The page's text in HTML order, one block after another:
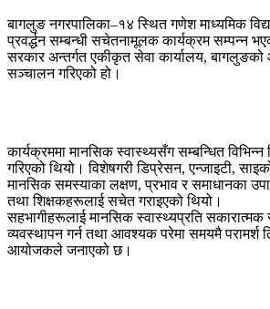
बागलुङ नगरपालिका–१४ स्थित गणेश माध्यमिक
प्रवर्द्धन सम्बन्धी सचेतनामूलक कार्यक्रम सम्पन्न
सरकार अन्तर्गत एकीकृत सेवा कार्यालय, बागलुङको
सञ्चालन गरिएको हो।
कार्यक्रममा मानसिक स्वास्थ्यसँग सम्बन्धित विभिन्न
गरिएको थियो। विशेषगरी डिप्रेसन, एन्जाइटी,
मानसिक समस्याका लक्षण, प्रभाव र समाधानका
तथा शिक्षकहरूलाई सचेत गराइएको थियो।
सहभागीहरूलाई मानसिक स्वास्थ्यप्रति सकारात्मक
व्यवस्थापन गर्न तथा आवश्यक परेमा समयमै परामर्श
आयोजकले जनाएको छ।